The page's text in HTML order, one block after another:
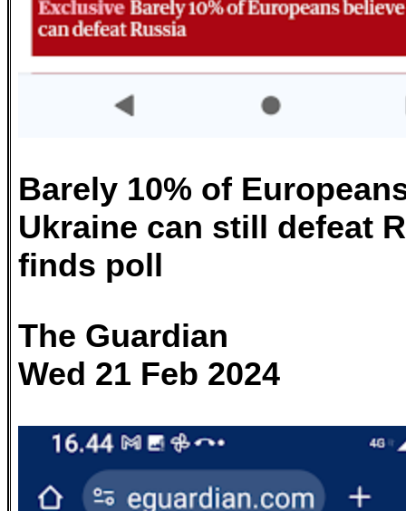
Barely 10% of
Ukraine can still defeat
finds poll
The Guardian
Wed 21 Feb 2024